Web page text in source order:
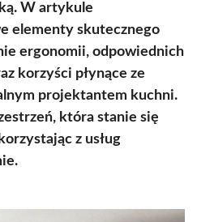
W artykule
elementy skutecznego
ergonomii, odpowiednich
korzyści płynące ze
projektantem kuchni.
która stanie się
z usług